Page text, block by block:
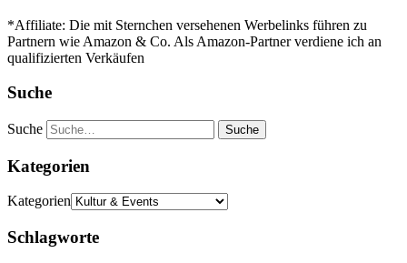
*Affiliate: Die mit Sternchen versehenen Werbelinks führen zu
Partnern wie Amazon & Co. Als Amazon-Partner verdiene ich an
qualifizierten Verkäufen
Suche
Suche
Kategorien
Kategorien
Schlagworte